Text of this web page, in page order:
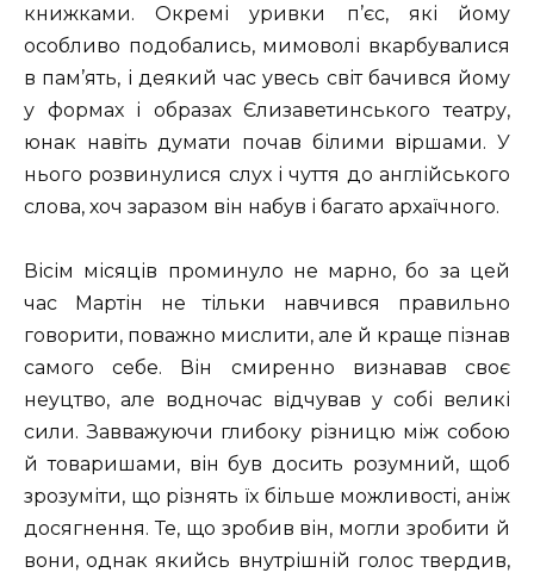
книжками. Окремі уривки п’єс, які йому
особливо подобались, мимоволі вкарбувалися
в пам’ять, і деякий час увесь світ бачився йому
у формах і образах Єлизаветинського театру,
юнак навіть думати почав білими віршами. У
нього розвинулися слух і чуття до англійського
слова, хоч заразом він набув і багато архаїчного.
Вісім місяців проминуло не марно, бо за цей
час Мартін не тільки навчився правильно
говорити, поважно мислити, але й краще пізнав
самого себе. Він смиренно визнавав своє
неуцтво, але водночас відчував у собі великі
сили. Завважуючи глибоку різницю між собою
й товаришами, він був досить розумний, щоб
зрозуміти, що різнять їх більше можливості, аніж
досягнення. Те, що зробив він, могли зробити й
вони, однак якийсь внутрішній голос твердив,